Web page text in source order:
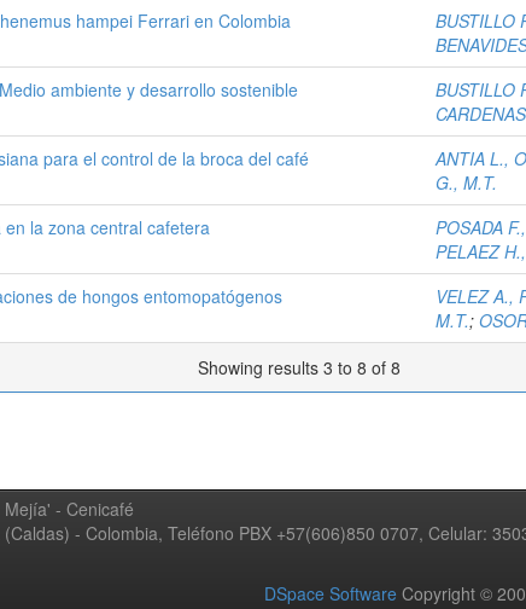
hampei Ferrari en Colombia BUSTILLO
ambiente y desarrollo sostenible BUSTILLO
para el control de la broca del café ANTIA L.,
G., M.T.
la zona central cafetera POSADA
PELAEZ
de hongos entomopatógenos VELEZ A.,
M.T.;
Showing results 3 to 8 of 8
- Cenicafé
- Colombia, Teléfono PBX +57(606)850 0707, Celular:
DSpace Software Copyright ©